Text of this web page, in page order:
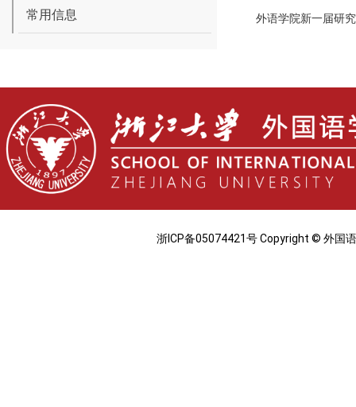
常用信息 外语学院新一届研
浙ICP备05074421号 Copyright © 外国